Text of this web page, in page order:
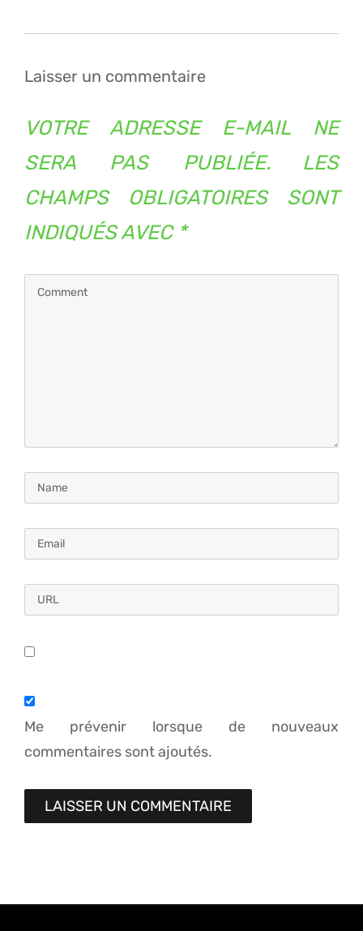
Laisser un commentaire
VOTRE ADRESSE E-MAIL NE
SERA PAS PUBLIÉE.
LES
CHAMPS OBLIGATOIRES SONT
INDIQUÉS AVEC *
Me prévenir lorsque de nouveaux
commentaires sont ajoutés.